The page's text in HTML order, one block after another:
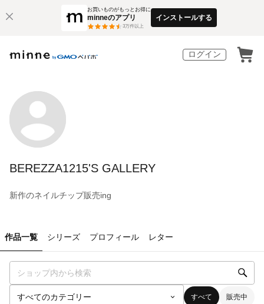
お買いものがもっとお得に
minneのアプリ
3万件以上
インストールする
ログイン
BEREZZA1215'S GALLERY
新作のネイルチップ販売ing
作品一覧 シリーズ プロフィール レター
すべて 販売中